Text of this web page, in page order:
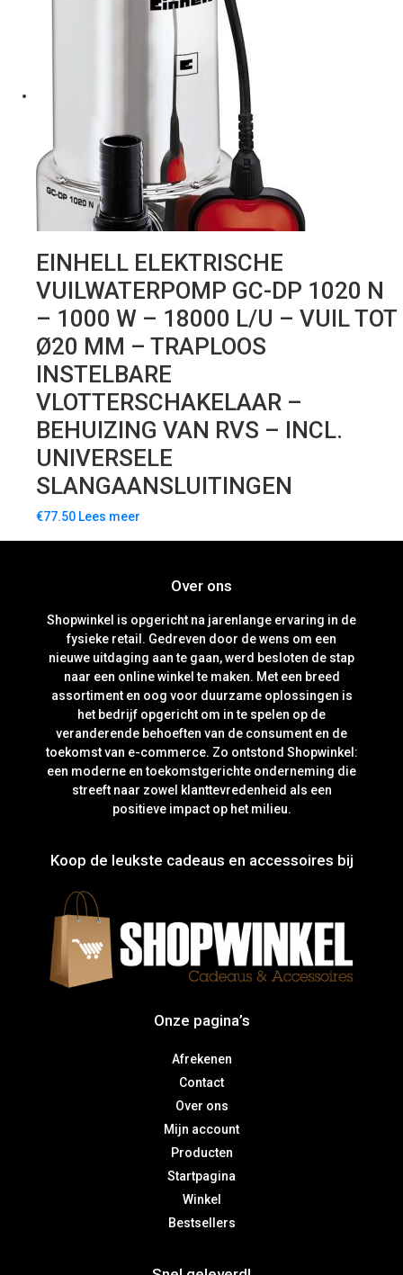
EINHELL ELEKTRISCHE
VUILWATERPOMP GC-DP 1020 N
– 1000 W – 18000 L/U – VUIL TOT
Ø20 MM – TRAPLOOS
INSTELBARE
VLOTTERSCHAKELAAR –
BEHUIZING VAN RVS – INCL.
UNIVERSELE
SLANGAANSLUITINGEN
€77.50 Lees meer
Over ons
Shopwinkel is opgericht na jarenlange ervaring in de
fysieke retail. Gedreven door de wens om een
nieuwe uitdaging aan te gaan, werd besloten de stap
naar een online winkel te maken. Met een breed
assortiment en oog voor duurzame oplossingen is
het bedrijf opgericht om in te spelen op de
veranderende behoeften van de consument en de
toekomst van e-commerce. Zo ontstond Shopwinkel:
een moderne en toekomstgerichte onderneming die
streeft naar zowel klanttevredenheid als een
positieve impact op het milieu.
Koop de leukste cadeaus en accessoires bij
Onze pagina’s
Afrekenen
Contact
Over ons
Mijn account
Producten
Startpagina
Winkel
Bestsellers